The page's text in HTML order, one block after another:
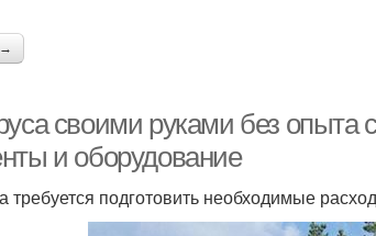
→
своими руками без опыта
и оборудование
требуется подготовить необходимые